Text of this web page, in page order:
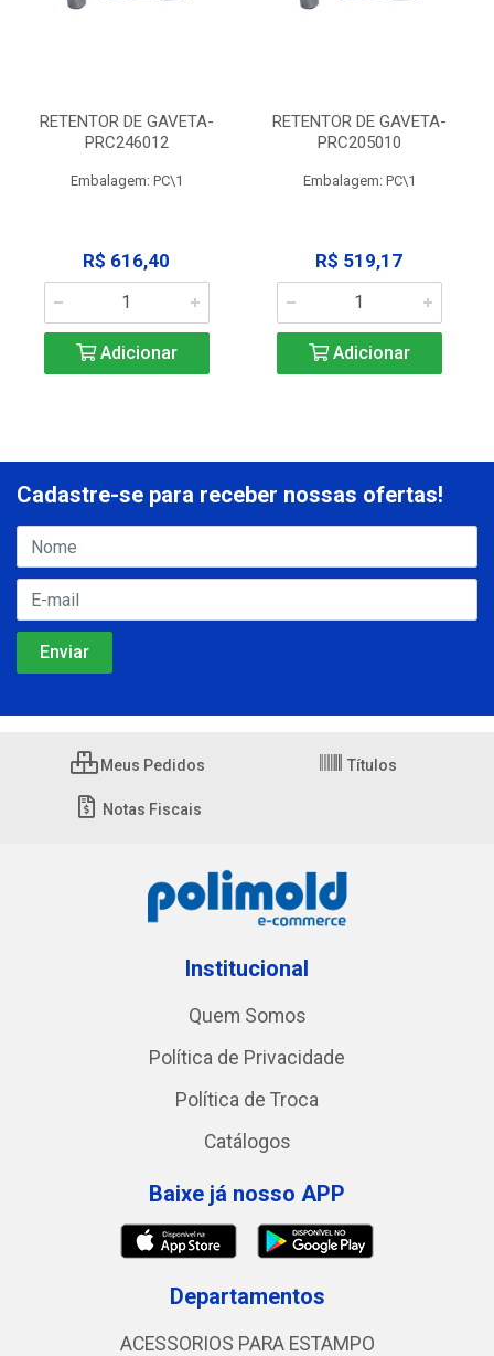
RETENTOR DE GAVETA-
PRC246012
Embalagem: PC\1
R$ 616,40
Adicionar
RETENTOR DE GAVETA-
PRC205010
Embalagem: PC\1
R$ 519,17
Adicionar
Cadastre-se para receber nossas ofertas!
Meus Pedidos Títulos
Notas Fiscais
Institucional
Quem Somos
Política de Privacidade
Política de Troca
Catálogos
Baixe já nosso APP
Departamentos
ACESSORIOS PARA ESTAMPO